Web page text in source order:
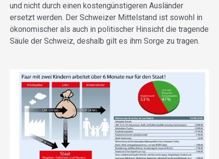
und nicht durch einen kostengünstigeren Ausländer
ersetzt werden. Der Schweizer Mittelstand ist sowohl in
ökonomischer als auch in politischer Hinsicht die tragende
Säule der Schweiz, deshalb gilt es ihm Sorge zu tragen.